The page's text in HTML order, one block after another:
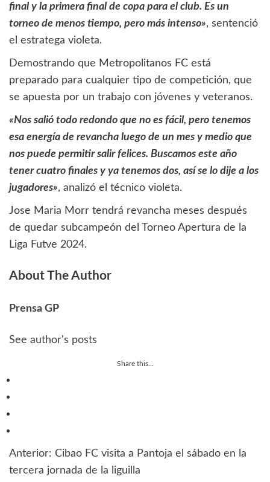
final y la primera final de copa para el club. Es un
torneo de menos tiempo, pero más intenso», sentenció
el estratega violeta.
Demostrando que Metropolitanos FC está
preparado para cualquier tipo de competición, que
se apuesta por un trabajo con jóvenes y veteranos.
«Nos salió todo redondo que no es fácil, pero tenemos
esa energía de revancha luego de un mes y medio que
nos puede permitir salir felices. Buscamos este año
tener cuatro finales y ya tenemos dos, así se lo dije a los
jugadores», analizó el técnico violeta.
Jose Maria Morr tendrá revancha meses después
de quedar subcampeón del Torneo Apertura de la
Liga Futve 2024.
About The Author
Prensa GP
See author's posts
Share this...
Navegación
Anterior: Cibao FC visita a Pantoja el sábado en la
tercera jornada de la liguilla